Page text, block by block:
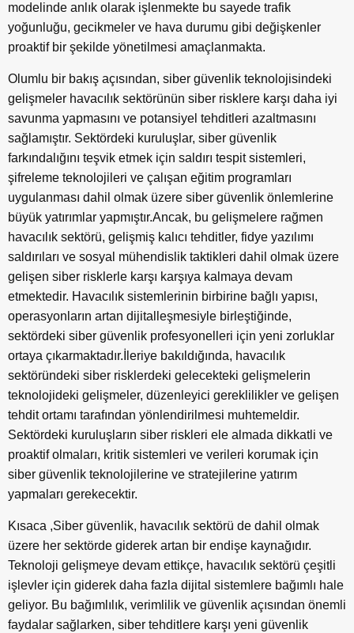
modelinde anlık olarak işlenmekte bu sayede trafik
yoğunluğu, gecikmeler ve hava durumu gibi değişkenler
proaktif bir şekilde yönetilmesi amaçlanmakta.
Olumlu bir bakış açısından, siber güvenlik teknolojisindeki
gelişmeler havacılık sektörünün siber risklere karşı daha iyi
savunma yapmasını ve potansiyel tehditleri azaltmasını
sağlamıştır. Sektördeki kuruluşlar, siber güvenlik
farkındalığını teşvik etmek için saldırı tespit sistemleri,
şifreleme teknolojileri ve çalışan eğitim programları
uygulanması dahil olmak üzere siber güvenlik önlemlerine
büyük yatırımlar yapmıştır.Ancak, bu gelişmelere rağmen
havacılık sektörü, gelişmiş kalıcı tehditler, fidye yazılımı
saldırıları ve sosyal mühendislik taktikleri dahil olmak üzere
gelişen siber risklerle karşı karşıya kalmaya devam
etmektedir. Havacılık sistemlerinin birbirine bağlı yapısı,
operasyonların artan dijitalleşmesiyle birleştiğinde,
sektördeki siber güvenlik profesyonelleri için yeni zorluklar
ortaya çıkarmaktadır.İleriye bakıldığında, havacılık
sektöründeki siber risklerdeki gelecekteki gelişmelerin
teknolojideki gelişmeler, düzenleyici gereklilikler ve gelişen
tehdit ortamı tarafından yönlendirilmesi muhtemeldir.
Sektördeki kuruluşların siber riskleri ele almada dikkatli ve
proaktif olmaları, kritik sistemleri ve verileri korumak için
siber güvenlik teknolojilerine ve stratejilerine yatırım
yapmaları gerekecektir.
Kısaca ,Siber güvenlik, havacılık sektörü de dahil olmak
üzere her sektörde giderek artan bir endişe kaynağıdır.
Teknoloji gelişmeye devam ettikçe, havacılık sektörü çeşitli
işlevler için giderek daha fazla dijital sistemlere bağımlı hale
geliyor. Bu bağımlılık, verimlilik ve güvenlik açısından önemli
faydalar sağlarken, siber tehditlere karşı yeni güvenlik